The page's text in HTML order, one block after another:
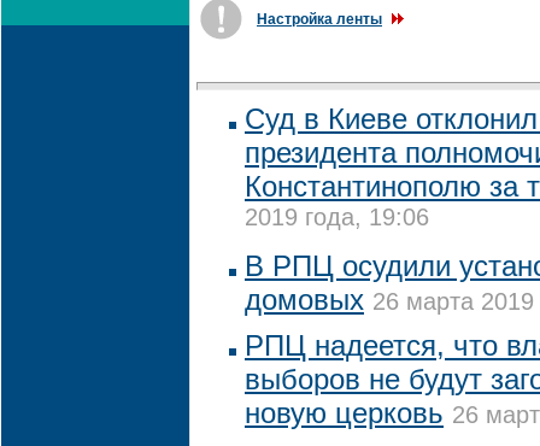
Настройка ленты
Суд в Киеве
президента
Константинополю за
2019 года, 19:06
В РПЦ осудили
домовых 26 марта
РПЦ надеется, что
выборов не будут
новую церковь 26